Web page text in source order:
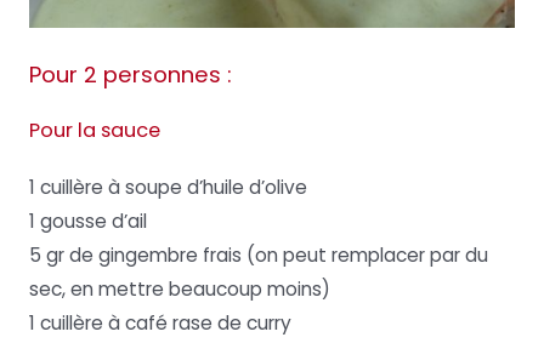
Pour 2 personnes :
Pour la sauce
1 cuillère à soupe d’huile d’olive
1 gousse d’ail
5 gr de gingembre frais (on peut remplacer par du
sec, en mettre beaucoup moins)
1 cuillère à café rase de curry